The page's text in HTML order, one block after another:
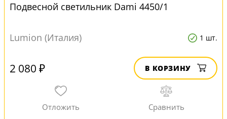
Подвесной светильник Dami 4450/1
Lumion (Италия) 1 шт.
2 080 ₽ В КОРЗИНУ